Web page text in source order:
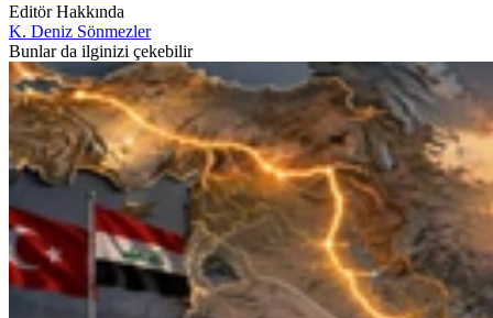
Editör Hakkında
K. Deniz Sönmezler
Bunlar da ilginizi çekebilir